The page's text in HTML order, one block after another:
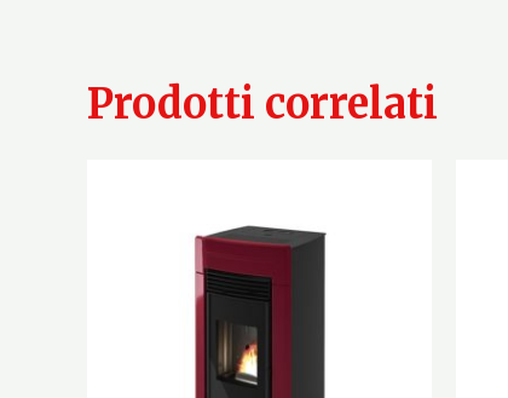
Prodotti correlati